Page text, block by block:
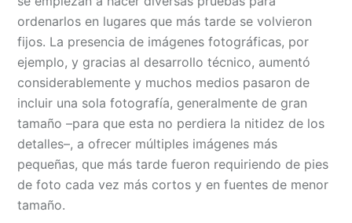
ordenarlos en lugares que más tarde se volvieron
fijos. La presencia de imágenes fotográficas, por
ejemplo, y gracias al desarrollo técnico, aumentó
considerablemente y muchos medios pasaron de
incluir una sola fotografía, generalmente de gran
tamaño –para que esta no perdiera la nitidez de los
detalles–, a ofrecer múltiples imágenes más
pequeñas, que más tarde fueron requiriendo de pies
de foto cada vez más cortos y en fuentes de menor
tamaño.